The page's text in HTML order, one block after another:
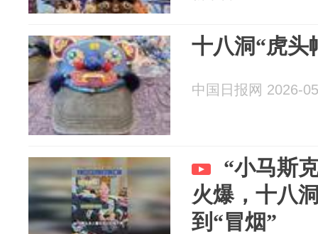
十八洞“虎头
中国日报网 2026-
“小马斯
火爆，十八
到“冒烟”